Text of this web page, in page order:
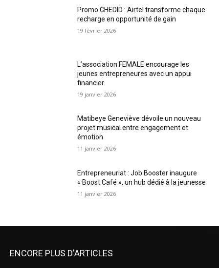
Promo CHEDID : Airtel transforme chaque
recharge en opportunité de gain
19 février 2026
L’association FEMALE encourage les
jeunes entrepreneures avec un appui
financier.
19 janvier 2026
Matibeye Geneviève dévoile un nouveau
projet musical entre engagement et
émotion
11 janvier 2026
Entrepreneuriat : Job Booster inaugure
« Boost Café », un hub dédié à la jeunesse
11 janvier 2026
ENCORE PLUS D'ARTICLES